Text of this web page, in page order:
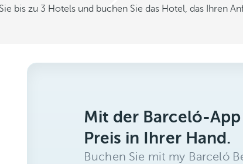
bis zu 3 Hotels und buchen Sie das Hotel, das Ihren
Mit der Barceló-
Preis in Ihrer Hand.
Buchen Sie mit my Barceló